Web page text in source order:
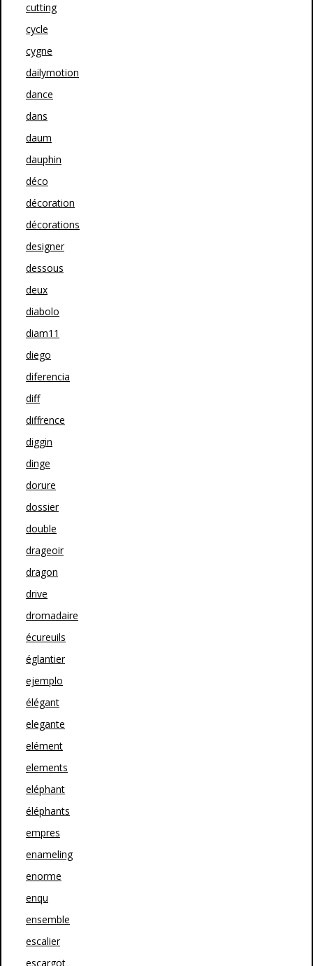
cutting
cycle
cygne
dailymotion
dance
dans
daum
dauphin
déco
décoration
décorations
designer
dessous
deux
diabolo
diam11
diego
diferencia
diff
diffrence
diggin
dinge
dorure
dossier
double
drageoir
dragon
drive
dromadaire
écureuils
églantier
ejemplo
élégant
elegante
elément
elements
eléphant
éléphants
empres
enameling
enorme
enqu
ensemble
escalier
escargot